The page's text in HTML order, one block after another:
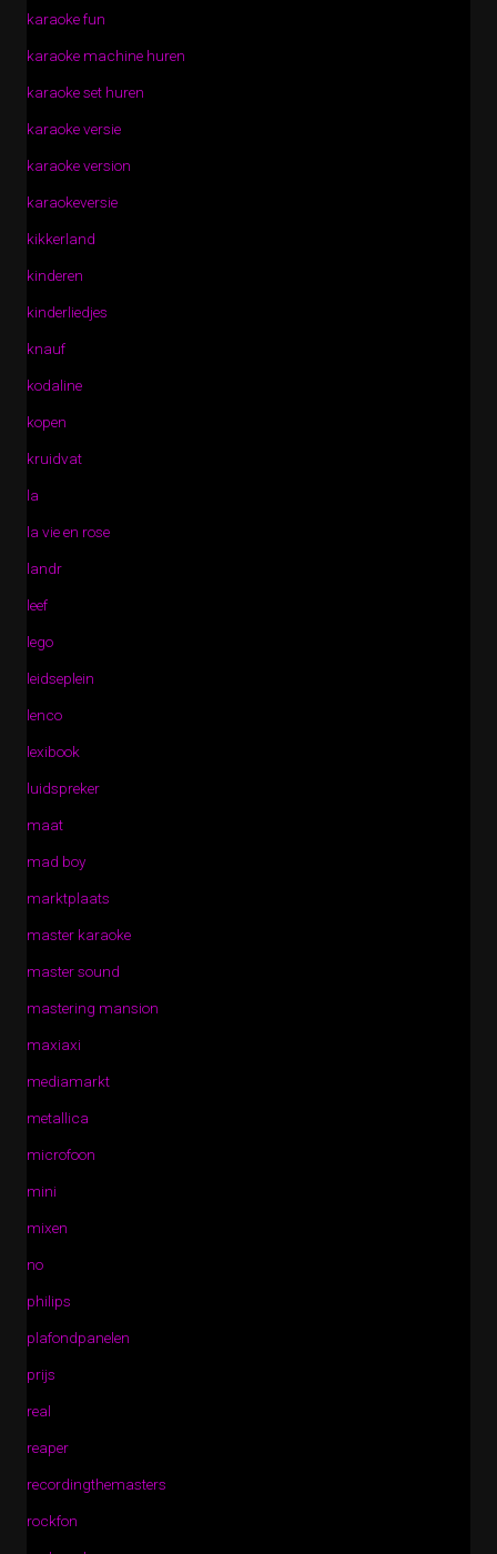
karaoke fun
karaoke machine huren
karaoke set huren
karaoke versie
karaoke version
karaokeversie
kikkerland
kinderen
kinderliedjes
knauf
kodaline
kopen
kruidvat
la
la vie en rose
landr
leef
lego
leidseplein
lenco
lexibook
luidspreker
maat
mad boy
marktplaats
master karaoke
master sound
mastering mansion
maxiaxi
mediamarkt
metallica
microfoon
mini
mixen
no
philips
plafondpanelen
prijs
real
reaper
recordingthemasters
rockfon